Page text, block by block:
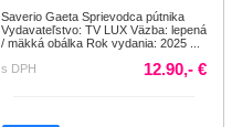
Saverio Gaeta Sprievodca pútnika
Vydavateľstvo: TV LUX Väzba: lepená
/ mäkká obálka Rok vydania: 2025 ...
s DPH
12.90,- €